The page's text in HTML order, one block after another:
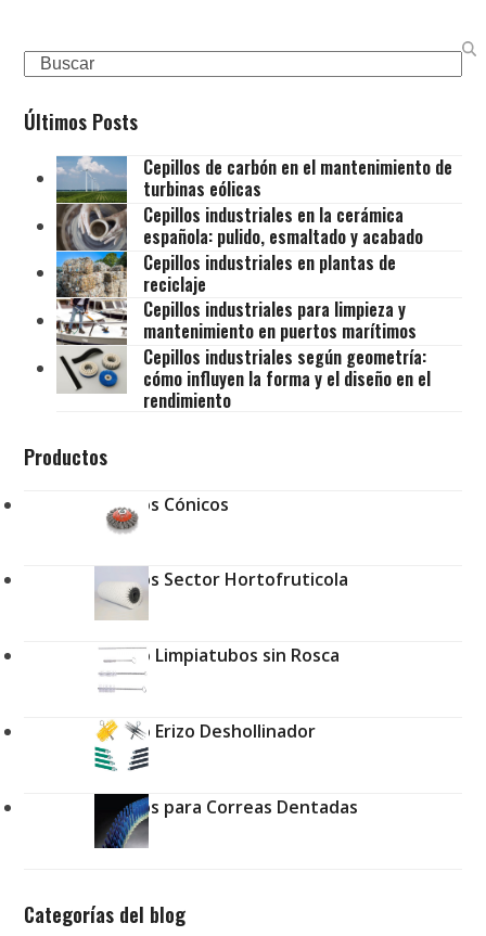
Search
Últimos Posts
Cepillos de carbón en el mantenimiento de
turbinas eólicas
Cepillos industriales en la cerámica
española: pulido, esmaltado y acabado
Cepillos industriales en plantas de
reciclaje
Cepillos industriales para limpieza y
mantenimiento en puertos marítimos
Cepillos industriales según geometría:
cómo influyen la forma y el diseño en el
rendimiento
Productos
Cepillos Cónicos
Cepillos Sector Hortofruticola
Cepillo Limpiatubos sin Rosca
Cepillo Erizo Deshollinador
Cepillos para Correas Dentadas
Categorías del blog